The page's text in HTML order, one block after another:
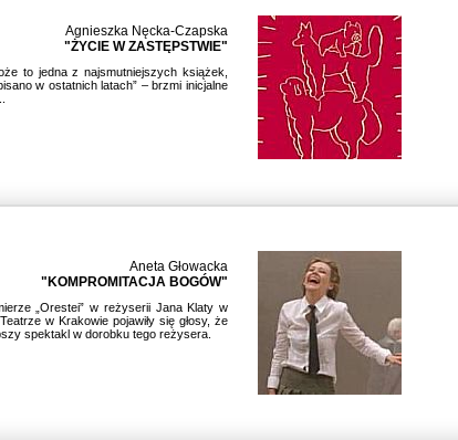
Agnieszka Nęcka-Czapska
"ŻYCIE W ZASTĘPSTWIE"
to jedna z najsmutniejszych książek,
w ostatnich latach” – brzmi inicjalne
Aneta Głowacka
"KOMPROMITACJA BOGÓW"
„Orestei” w reżyserii Jana Klaty w
w Krakowie pojawiły się głosy, że
spektakl w dorobku tego reżysera.